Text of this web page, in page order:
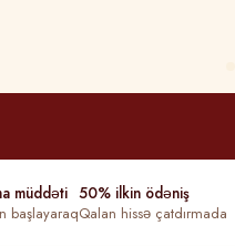
müddəti
başlayaraq
50% ilkin ödəniş
Qalan hissə çatdırmada